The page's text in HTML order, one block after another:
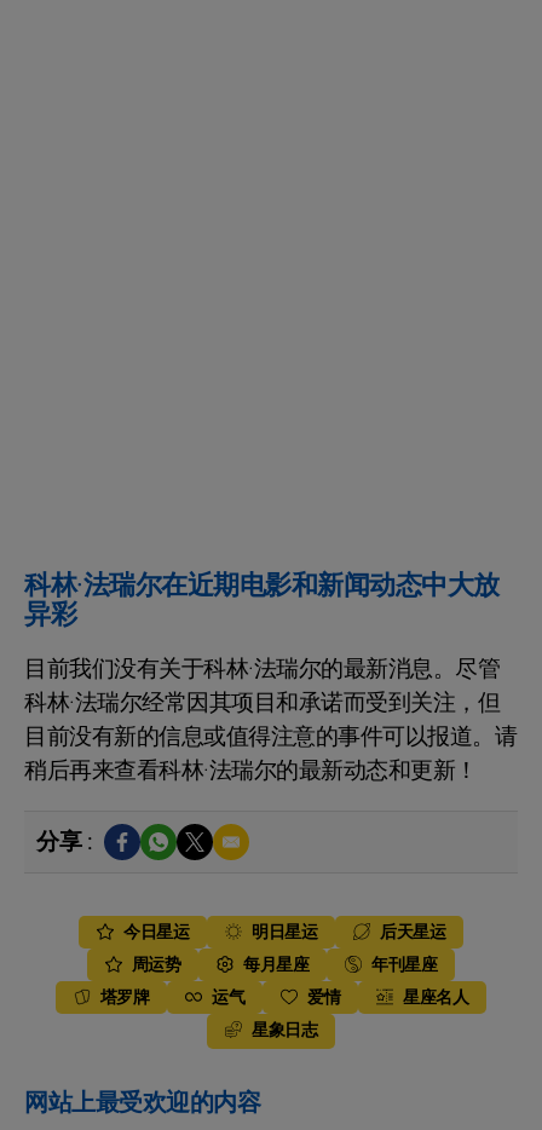
科林·法瑞尔在近期电影和新闻动态中大放
异彩
目前我们没有关于科林·法瑞尔的最新消息。尽管
科林·法瑞尔经常因其项目和承诺而受到关注，但
目前没有新的信息或值得注意的事件可以报道。请
稍后再来查看科林·法瑞尔的最新动态和更新！
分享 :
今日星运 明日星运
后天星运
周运势
每月星座
年刊星座
塔罗牌
运气 爱情
星座名人
星象日志
网站上最受欢迎的内容